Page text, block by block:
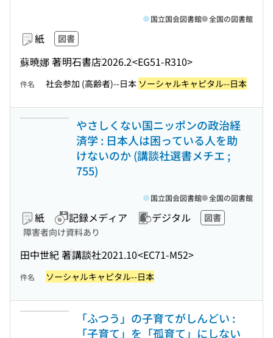
紙 図書
蘇暁娜 著明石書店2026.2<EG51-R310>
国立国会図書館 全国の図書館
件名 社会参加 (高齢者)--日本 ソーシャルキャピタル--日本
やさしくない国ニッポンの政治経
済学 : 日本人は困っている人を助
けないのか (講談社選書メチエ ;
755)
紙 記録メディア デジタル
図書
障害者向け資料あり
田中世紀 著講談社2021.10<EC71-M52>
国立国会図書館 全国の図書館
件名 ソーシャルキャピタル--日本
「ふつう」の子育てがしんどい :
「子育て」を「孤育て」にしない